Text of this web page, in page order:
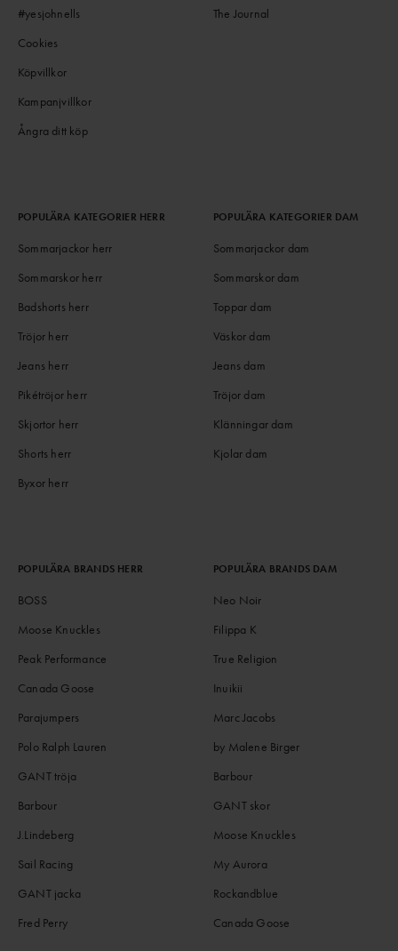
#yesjohnells
Cookies
Köpvillkor
Kampanjvillkor
Ångra ditt köp
The Journal
POPULÄRA KATEGORIER HERR
Sommarjackor herr
Sommarskor herr
Badshorts herr
Tröjor herr
Jeans herr
Pikétröjor herr
Skjortor herr
Shorts herr
Byxor herr
POPULÄRA KATEGORIER DAM
Sommarjackor dam
Sommarskor dam
Toppar dam
Väskor dam
Jeans dam
Tröjor dam
Klänningar dam
Kjolar dam
POPULÄRA BRANDS HERR
BOSS
Moose Knuckles
Peak Performance
Canada Goose
Parajumpers
Polo Ralph Lauren
GANT tröja
Barbour
J.Lindeberg
Sail Racing
GANT jacka
Fred Perry
POPULÄRA BRANDS DAM
Neo Noir
Filippa K
True Religion
Inuikii
Marc Jacobs
by Malene Birger
Barbour
GANT skor
Moose Knuckles
My Aurora
Rockandblue
Canada Goose